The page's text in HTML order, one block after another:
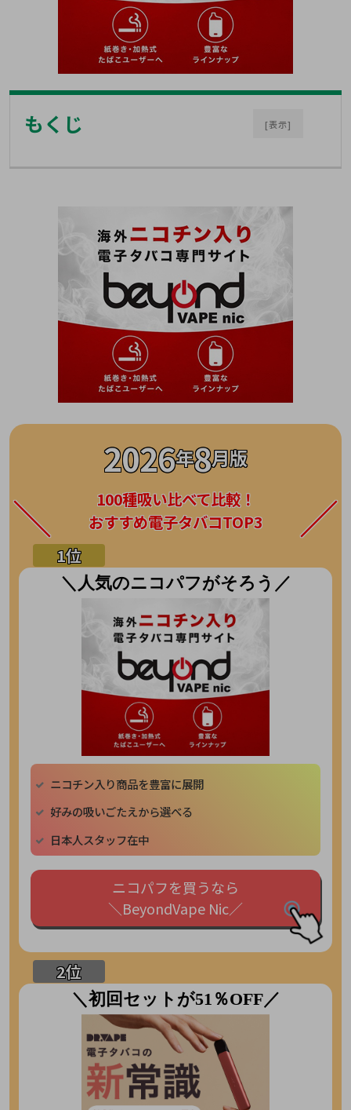
もくじ [表示]
2026年8月版
100種吸い比べて比較！
おすすめ電子タバコTOP3
＼人気のニコパフがそろう／
ニコチン入り商品を豊富に展開
好みの吸いごたえから選べる
日本人スタッフ在中
ニコパフを買うなら
＼BeyondVape Nic／
＼初回セットが51％OFF／